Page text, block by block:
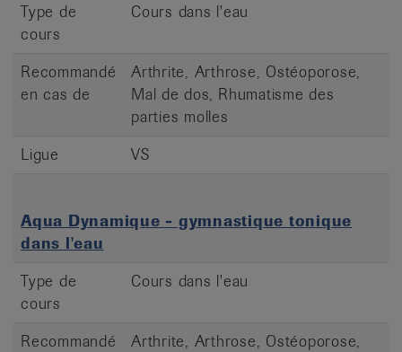
Type de
cours
Cours dans l'eau
Recommandé
en cas de
Arthrite, Arthrose, Ostéoporose,
Mal de dos, Rhumatisme des
parties molles
Ligue
VS
Aqua Dynamique - gymnastique tonique
dans l'eau
Type de
cours
Cours dans l'eau
Recommandé
Arthrite, Arthrose, Ostéoporose,